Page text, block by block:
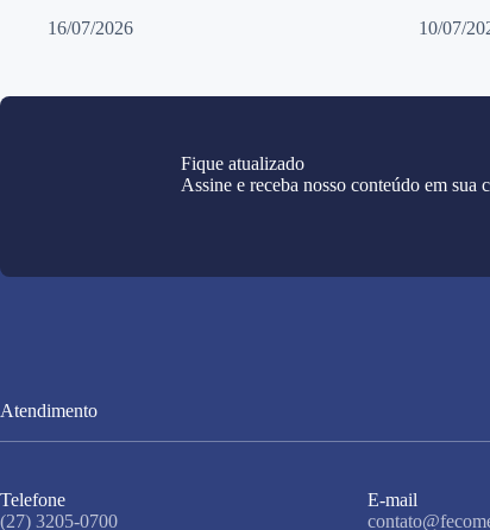
16/07/2026
10/07/
Fique atualizado
Assine e receba nosso conteúdo em sua
Atendimento
Telefone
(27) 3205-0700
E-mail